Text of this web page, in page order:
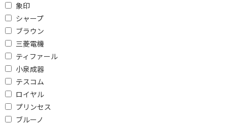
象印
シャープ
ブラウン
三菱電機
ティファール
小泉成器
テスコム
ロイヤル
プリンセス
ブルーノ
幅(外形)で絞り込む
451～481mm未満
481～501mm以上